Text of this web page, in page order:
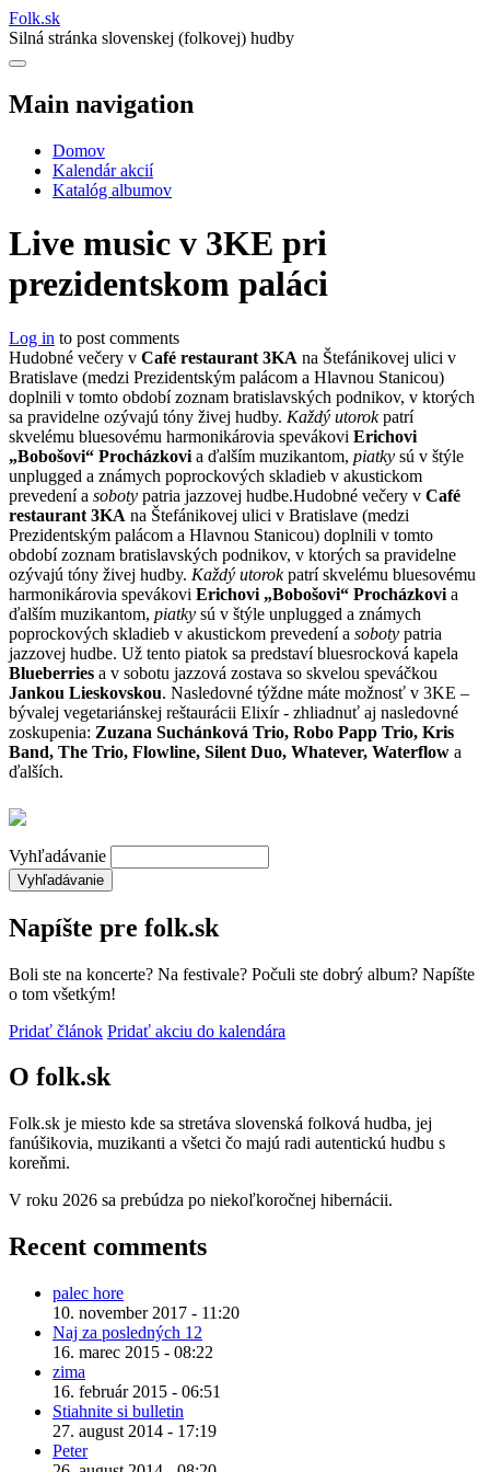
Folk.sk
Silná stránka slovenskej (folkovej) hudby
Main navigation
Domov
Kalendár akcií
Katalóg albumov
Live music v 3KE pri
prezidentskom paláci
Log in to post comments
Hudobné večery v Café restaurant 3KA na Štefánikovej ulici v
Bratislave (medzi Prezidentským palácom a Hlavnou Stanicou)
doplnili v tomto období zoznam bratislavských podnikov, v ktorých
sa pravidelne ozývajú tóny živej hudby. Každý utorokpatrí
skvelému bluesovému harmonikárovia spevákovi Erichovi
„Bobošovi“ Procházkovi a ďalším muzikantom, piatky sú v štýle
unplugged a známych poprockových skladieb v akustickom
prevedení a soboty patria jazzovej hudbe.Hudobné večery v Café
restaurant 3KA na Štefánikovej ulici v Bratislave (medzi
Prezidentským palácom a Hlavnou Stanicou) doplnili v tomto
období zoznam bratislavských podnikov, v ktorých sa pravidelne
ozývajú tóny živej hudby. Každý utorokpatrí skvelému bluesovému
harmonikárovia spevákovi Erichovi „Bobošovi“ Procházkovi a
ďalším muzikantom, piatky sú v štýle unplugged a známych
poprockových skladieb v akustickom prevedení a soboty patria
jazzovej hudbe. Už tento piatok sa predstaví bluesrocková kapela
Blueberries a v sobotu jazzová zostava so skvelou speváčkou
Jankou Lieskovskou. Nasledovné týždne máte možnosť v 3KE –
bývalej vegetariánskej reštaurácii Elixír - zhliadnuť aj nasledovné
zoskupenia: Zuzana Suchánková Trio, Robo Papp Trio, Kris
Band, The Trio, Flowline, Silent Duo, Whatever, Waterflow a
ďalších.
Vyhľadávanie
Napíšte pre folk.sk
Boli ste na koncerte? Na festivale? Počuli ste dobrý album? Napíšte
o tom všetkým!
Pridať článok Pridať akciu do kalendára
O folk.sk
Folk.sk je miesto kde sa stretáva slovenská folková hudba, jej
fanúšikovia, muzikanti a všetci čo majú radi autentickú hudbu s
koreňmi.
V roku 2026 sa prebúdza po niekoľkoročnej hibernácii.
Recent comments
palec hore
10. november 2017 - 11:20
Naj za posledných 12
16. marec 2015 - 08:22
zima
16. február 2015 - 06:51
Stiahnite si bulletin
27. august 2014 - 17:19
Peter